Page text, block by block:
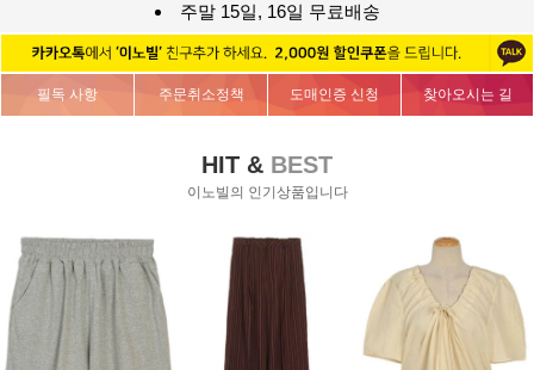
주말 15일, 16일 무료배송
필독 사항 주문취소정책 도매인증 신청 찾아오시는 길
HIT & BEST
이노빌의 인기상품입니다